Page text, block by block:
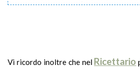
Vi ricordo inoltre chenel Ricettario